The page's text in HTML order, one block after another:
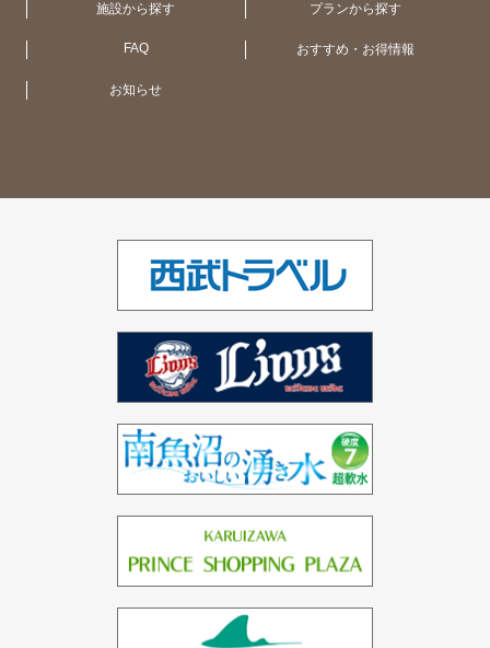
大阪（1ホテル）
函館・大沼（1ホテル）
オーストラリア（11ホテル）
ベトナム（1ホテル）
インド（2ホテル）
ドバイ（3ホテル）
バーレーン（1ホテル）
施設から探す プランから探す
FAQ おすすめ・お得情報
お知らせ